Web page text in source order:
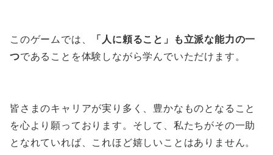
このゲームでは、
「人に頼ること」も立派な能力の一
つであることを体験しながら学んでいただけます。
皆さまのキャリアが実り多く、豊かなものとなること
を心より願っております。そして、私たちがその一助
となれていれば、これほど嬉しいことはありません。